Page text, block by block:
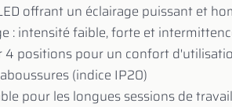
offrant un éclairage puissant et
: intensité faible, forte et
4 positions pour un confort
(indice IP20)
pour les longues sessions de travail